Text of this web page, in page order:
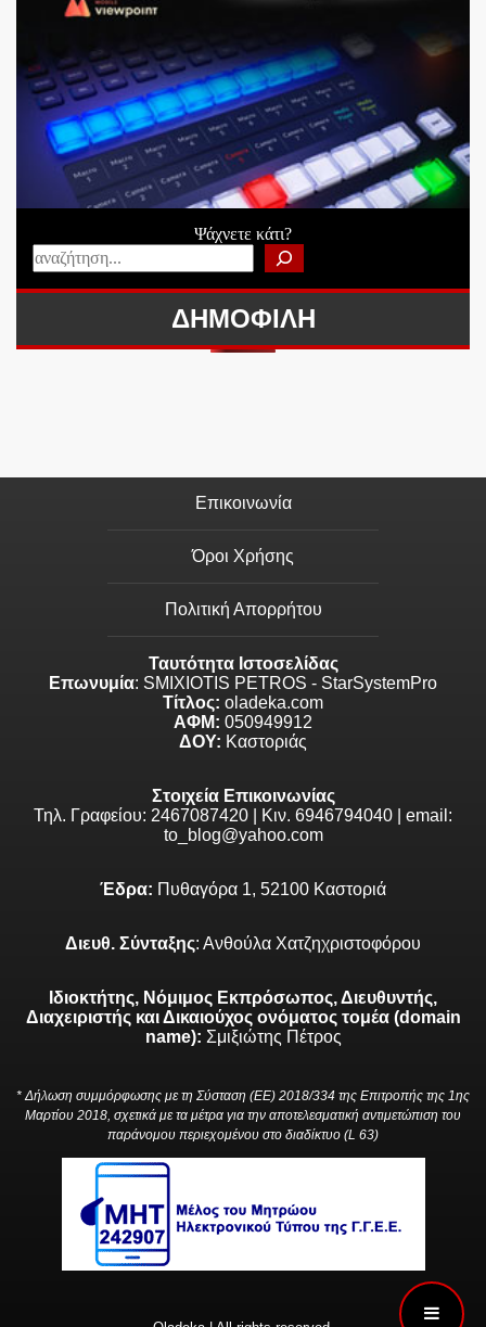
Ψάχνετε κάτι?
ΔΗΜΟΦΙΛΗ
Επικοινωνία
Όροι Χρήσης
Πολιτική Απορρήτου
Ταυτότητα Ιστοσελίδας
Επωνυμία: SMIXIOTIS PETROS - StarSystemPro
Τίτλος: oladeka.com
ΑΦΜ: 050949912
ΔΟΥ: Καστοριάς
Στοιχεία Επικοινωνίας
Τηλ. Γραφείου: 2467087420 | Κιν. 6946794040 | email:
to_blog@yahoo.com
Έδρα: Πυθαγόρα 1, 52100 Καστοριά
Διευθ. Σύνταξης: Ανθούλα Χατζηχριστοφόρου
Ιδιοκτήτης, Νόμιμος Εκπρόσωπος, Διευθυντής,
Διαχειριστής και Δικαιούχος ονόματος τομέα (domain
name): Σμιξιώτης Πέτρος
* Δήλωση συμμόρφωσης με τη Σύσταση (ΕΕ) 2018/334 της Επιτροπής της 1ης
Μαρτίου 2018, σχετικά με τα μέτρα για την αποτελεσματική αντιμετώπιση του
παράνομου περιεχομένου στο διαδίκτυο (L 63)